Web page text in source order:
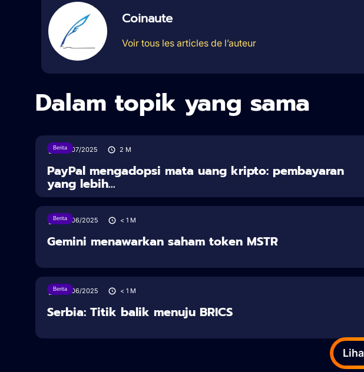
Coinaute
Voir tous les articles de l’auteur
Dalam topik yang sama
Berita
30/07/2025 2 M
PayPal mengadopsi mata uang kripto: pembayaran
yang lebih...
Berita
28/06/2025 < 1 M
Gemini menawarkan saham token MSTR
Berita
28/06/2025 < 1 M
Serbia: Titik balik menuju BRICS